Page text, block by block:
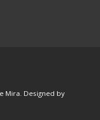
Mira. Designed by